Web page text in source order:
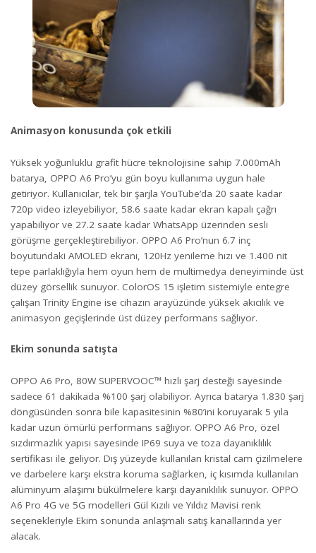
Animasyon konusunda çok etkili
Yüksek yoğunluklu grafit hücre teknolojisine sahip 7.000mAh
batarya, OPPO A6 Pro’yu gün boyu kullanıma uygun hale
getiriyor. Kullanıcılar, tek bir şarjla YouTube’da 20 saate kadar
720p video izleyebiliyor, 58.6 saate kadar ekran kapalı çağrı
yapabiliyor ve 27.2 saate kadar WhatsApp üzerinden sesli
görüşme gerçekleştirebiliyor. OPPO A6 Pro’nun 6.7 inç
boyutundaki AMOLED ekranı, 120Hz yenileme hızı ve 1.400 nit
tepe parlaklığıyla hem oyun hem de multimedya deneyiminde üst
düzey görsellik sunuyor. ColorOS 15 işletim sistemiyle entegre
çalışan Trinity Engine ise cihazın arayüzünde yüksek akıcılık ve
animasyon geçişlerinde üst düzey performans sağlıyor.
Ekim sonunda satışta
OPPO A6 Pro, 80W SUPERVOOC™ hızlı şarj desteği sayesinde
sadece 61 dakikada %100 şarj olabiliyor. Ayrıca batarya 1.830 şarj
döngüsünden sonra bile kapasitesinin %80’ini koruyarak 5 yıla
kadar uzun ömürlü performans sağlıyor. OPPO A6 Pro, özel
sızdırmazlık yapısı sayesinde IP69 suya ve toza dayanıklılık
sertifikası ile geliyor. Dış yüzeyde kullanılan kristal cam çizilmelere
ve darbelere karşı ekstra koruma sağlarken, iç kısımda kullanılan
alüminyum alaşımı bükülmelere karşı dayanıklılık sunuyor. OPPO
A6 Pro 4G ve 5G modelleri Gül Kızılı ve Yıldız Mavisi renk
seçenekleriyle Ekim sonunda anlaşmalı satış kanallarında yer
alacak.